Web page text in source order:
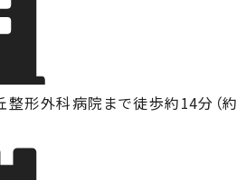
整形外科病院まで徒歩約14分（約